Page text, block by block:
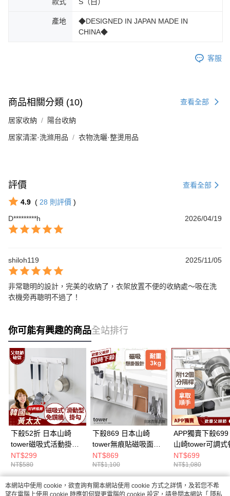
產地
◆DESIGNED IN JAPAN MADE IN
CHINA◆
客服
商品相關分類 (10) 查看全部
居家收納 陽台收納
居家清潔·洗滌用品 衣物洗曬·整燙用品
評價 查看全部
4.9 ( 28 則評價 )
D*********h
2026/04/19
shiloh119 2025/11/05
非常聰明的設計，完美的收納了，衣架放置不便的收納處～吸在洗
衣機旁再聰明不過了！
你可能有興趣的商品全站排行
下殺52折 日本山崎
tower磁吸式活動掛勾
(白)/磁吸掛鉤/廚具掛
勾/廚房掛鉤架/餐具收
納
NT$299
NT$580
下殺869 日本山崎
tower無痕貼磁吸面板
S(白)/磁吸面板/掛勾收
納/廚房收納
NT$869
NT$1,100
APP獨賣下殺
山崎tower可調式
鍋蓋架-40cm(白
架/可調式收納架/
收納
NT$699
NT$1,080
熱門標籤
本網站中使用 cookie，欲查詢有關本網站使用 cookie 方式之詳情，及若您不希
望在電腦上使用 cookie 時應如何變更電腦的 cookie 設定，請參閱本網站「 隱私